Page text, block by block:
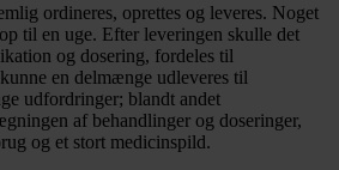
ordineres, oprettes og leveres. Noget
til en uge. Efter leveringen skulle det
og dosering, fordeles til
en delmænge udleveres til
udfordringer; blandt andet
af behandlinger og doseringer,
og et stort medicinspild.